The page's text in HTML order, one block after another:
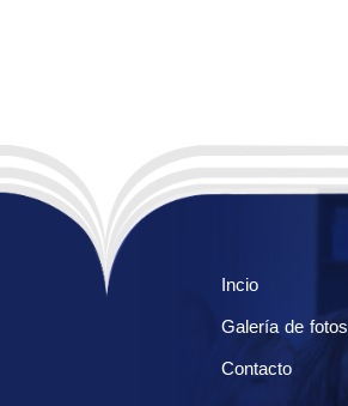
Incio
Galería de fotos
Contacto